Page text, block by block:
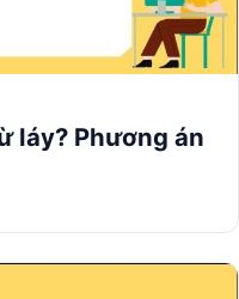
láy? Phương án